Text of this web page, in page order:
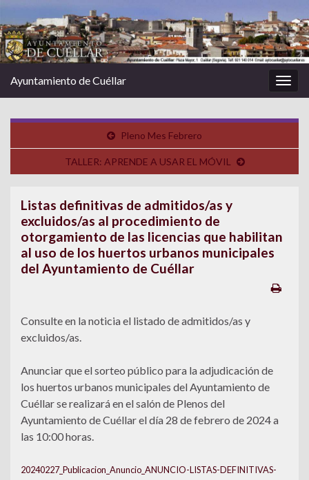
la
Ayuntamiento de Cuéllar
Pleno Mes Febrero
TALLER: APRENDE A USAR EL MÓVIL
Listas definitivas de admitidos/as y
excluidos/as al procedimiento de
otorgamiento de las licencias que habilitan
al uso de los huertos urbanos municipales
del Ayuntamiento de Cuéllar
Consulte en la noticia el listado de admitidos/as y
excluidos/as.
Anunciar que el sorteo público para la adjudicación de
los huertos urbanos municipales del Ayuntamiento de
Cuéllar se realizará en el salón de Plenos del
Ayuntamiento de Cuéllar el día 28 de febrero de 2024 a
las 10:00 horas.
20240227_Publicacion_Anuncio_ANUNCIO-LISTAS-DEFINITIVAS-